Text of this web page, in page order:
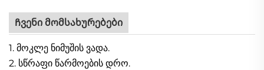
Ჩვენი მომსახურებები
1. მოკლე ნიმუშის ვადა.
2. სწრაფი წარმოების დრო.